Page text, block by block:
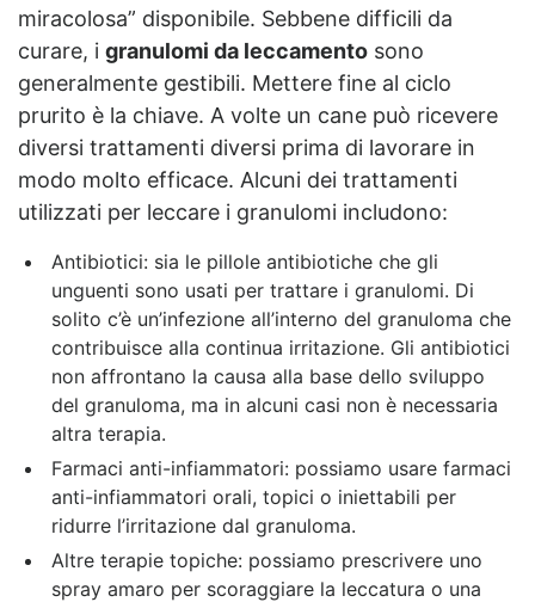
miracolosa” disponibile. Sebbene difficili da
curare, i granulomi da leccamento sono
generalmente gestibili. Mettere fine al ciclo
prurito è la chiave. A volte un cane può ricevere
diversi trattamenti diversi prima di lavorare in
modo molto efficace. Alcuni dei trattamenti
utilizzati per leccare i granulomi includono:
Antibiotici: sia le pillole antibiotiche che gli
unguenti sono usati per trattare i granulomi. Di
solito c’è un’infezione all’interno del granuloma che
contribuisce alla continua irritazione. Gli antibiotici
non affrontano la causa alla base dello sviluppo
del granuloma, ma in alcuni casi non è necessaria
altra terapia.
Farmaci anti-infiammatori: possiamo usare farmaci
anti-infiammatori orali, topici o iniettabili per
ridurre l’irritazione dal granuloma.
Altre terapie topiche: possiamo prescrivere uno
spray amaro per scoraggiare la leccatura o una